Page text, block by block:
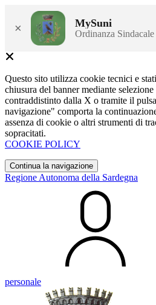
× MySuni
Ordinanza Sindacale
Questo sito utilizza cookie tecnici e
chiusura del banner mediante
contraddistinto dalla X o tramite il
navigazione" comporta la
assenza di cookie o altri strumenti di
sopracitati.
COOKIE POLICY
Continua la navigazione
Regione Autonoma della Sardegna
personale